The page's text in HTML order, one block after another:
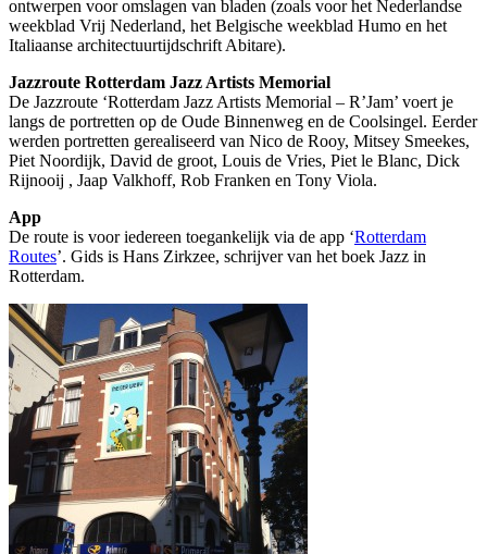
ontwerpen voor omslagen van bladen (zoals voor het Nederlandse
weekblad Vrij Nederland, het Belgische weekblad Humo en het
Italiaanse architectuurtijdschrift Abitare).
Jazzroute Rotterdam Jazz Artists Memorial
De Jazzroute ‘Rotterdam Jazz Artists Memorial – R’Jam’ voert je
langs de portretten op de Oude Binnenweg en de Coolsingel. Eerder
werden portretten gerealiseerd van Nico de Rooy, Mitsey Smeekes,
Piet Noordijk, David de groot, Louis de Vries, Piet le Blanc, Dick
Rijnooij , Jaap Valkhoff, Rob Franken en Tony Viola.
App
De route is voor iedereen toegankelijk via de app ‘Rotterdam
Routes’. Gids is Hans Zirkzee, schrijver van het boek Jazz in
Rotterdam.